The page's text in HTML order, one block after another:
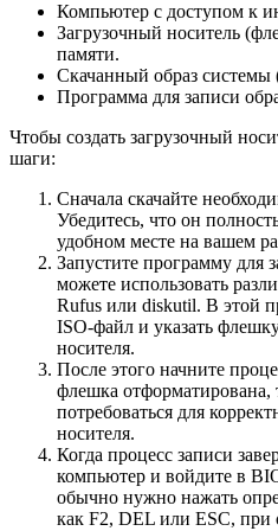
Компьютер с доступом к
Загрузочный носитель
памяти.
Скачанный образ системы
Программа для записи
Чтобы создать загрузочный
шаги:
Сначала скачайте
Убедитесь, что он
удобном месте на вашем
Запустите программу для
можете использовать
Rufus или diskutil. В этой
ISO-файл и указать
носителя.
После этого начните
флешка отформатирована,
потребоваться для
носителя.
Когда процесс записи
компьютер и войдите в
обычно нужно нажать
как F2, DEL или ESC, при